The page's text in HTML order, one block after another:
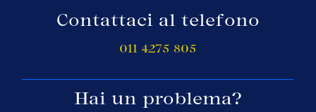
Contattaci al telefono
011 4275 805
Hai un problema?